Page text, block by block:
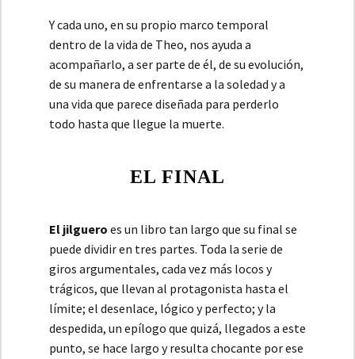
Y cada uno, en su propio marco temporal
dentro de la vida de Theo, nos ayuda a
acompañarlo, a ser parte de él, de su evolución,
de su manera de enfrentarse a la soledad y a
una vida que parece diseñada para perderlo
todo hasta que llegue la muerte.
EL FINAL
El jilguero es un libro tan largo que su final se
puede dividir en tres partes. Toda la serie de
giros argumentales, cada vez más locos y
trágicos, que llevan al protagonista hasta el
límite; el desenlace, lógico y perfecto; y la
despedida, un epílogo que quizá, llegados a este
punto, se hace largo y resulta chocante por ese